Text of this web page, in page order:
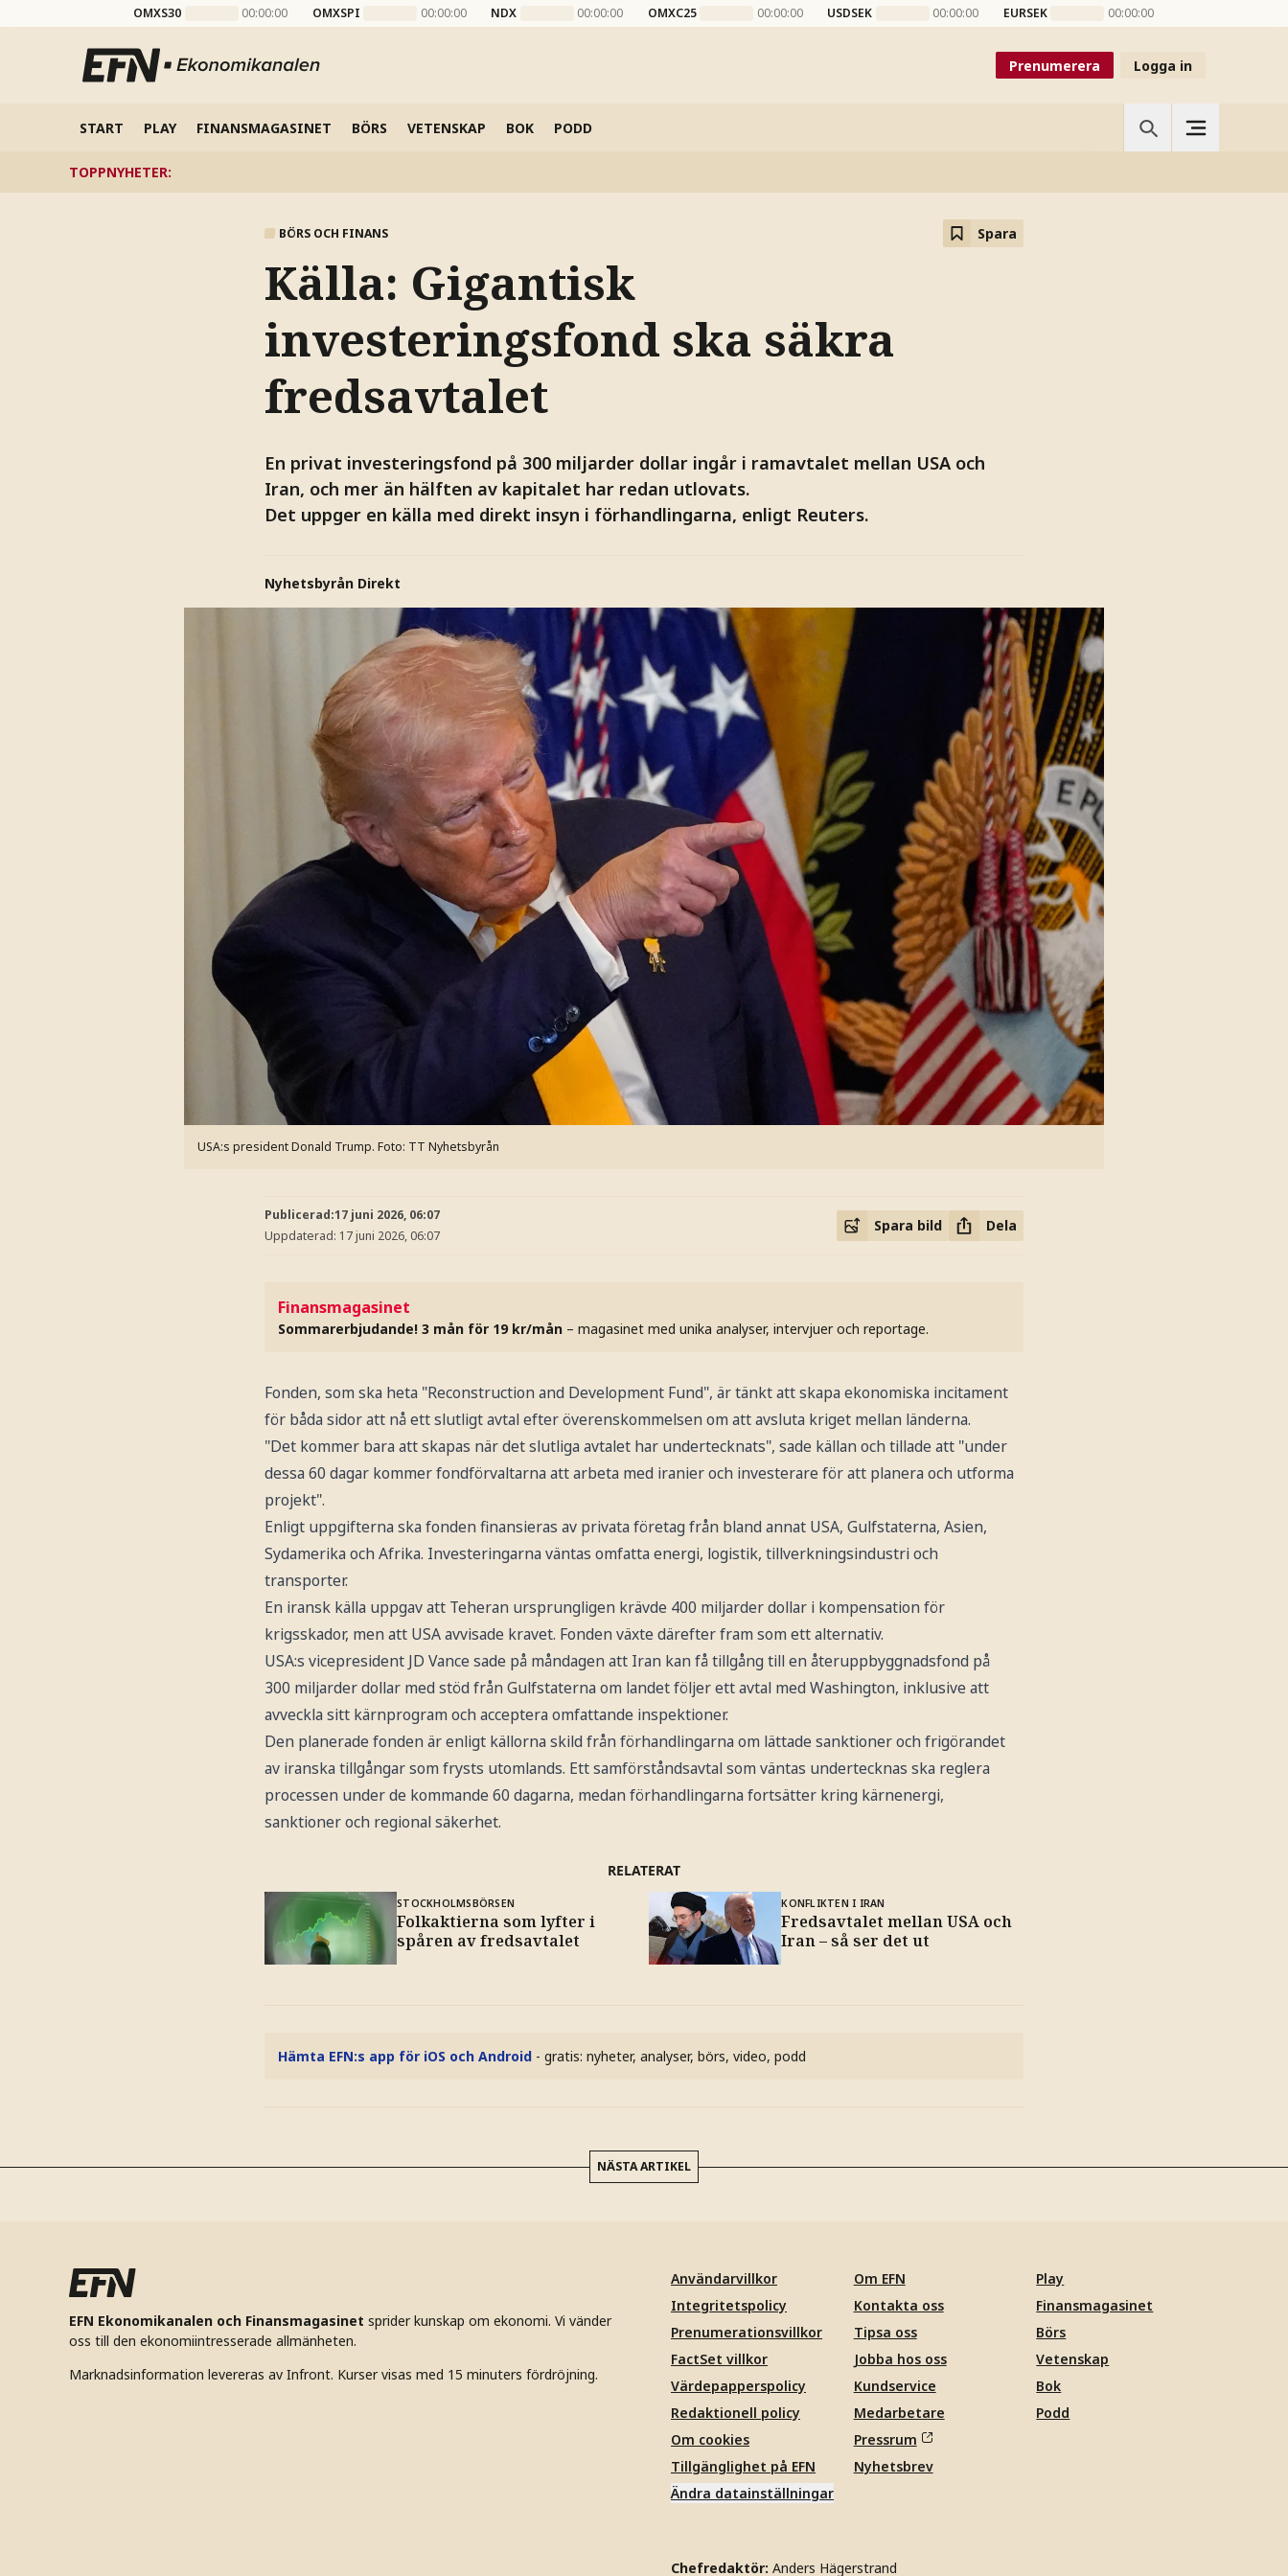
OMXS30 00:00:00 OMXSPI 00:00:00 NDX 00:00:00 OMXC25 00:00:00 USDSEK 00:00:00 EURSEK 00:00:00
Prenumerera Logga in
START PLAY FINANSMAGASINET BÖRS VETENSKAP BOK PODD
TOPPNYHETER:
BÖRS OCH FINANS Spara
Källa: Gigantisk
investeringsfond ska säkra
fredsavtalet
En privat investeringsfond på 300 miljarder dollar ingår i ramavtalet mellan USA och
Iran, och mer än hälften av kapitalet har redan utlovats.
Det uppger en källa med direkt insyn i förhandlingarna, enligt Reuters.
Nyhetsbyrån Direkt
USA:s president Donald Trump. Foto: TT Nyhetsbyrån
Publicerad:17 juni 2026, 06:07
Uppdaterad: 17 juni 2026, 06:07
Spara bild Dela
Finansmagasinet
Sommarerbjudande! 3 mån för 19 kr/mån – magasinet med unika analyser, intervjuer och reportage.
Fonden, som ska heta "Reconstruction and Development Fund", är tänkt att skapa ekonomiska incitament
för båda sidor att nå ett slutligt avtal efter överenskommelsen om att avsluta kriget mellan länderna.
"Det kommer bara att skapas när det slutliga avtalet har undertecknats", sade källan och tillade att "under
dessa 60 dagar kommer fondförvaltarna att arbeta med iranier och investerare för att planera och utforma
projekt".
Enligt uppgifterna ska fonden finansieras av privata företag från bland annat USA, Gulfstaterna, Asien,
Sydamerika och Afrika. Investeringarna väntas omfatta energi, logistik, tillverkningsindustri och
transporter.
En iransk källa uppgav att Teheran ursprungligen krävde 400 miljarder dollar i kompensation för
krigsskador, men att USA avvisade kravet. Fonden växte därefter fram som ett alternativ.
USA:s vicepresident JD Vance sade på måndagen att Iran kan få tillgång till en återuppbyggnadsfond på
300 miljarder dollar med stöd från Gulfstaterna om landet följer ett avtal med Washington, inklusive att
avveckla sitt kärnprogram och acceptera omfattande inspektioner.
Den planerade fonden är enligt källorna skild från förhandlingarna om lättade sanktioner och frigörandet
av iranska tillgångar som frysts utomlands. Ett samförståndsavtal som väntas undertecknas ska reglera
processen under de kommande 60 dagarna, medan förhandlingarna fortsätter kring kärnenergi,
sanktioner och regional säkerhet.
RELATERAT
STOCKHOLMSBÖRSEN
Folkaktierna som lyfter i
spåren av fredsavtalet
KONFLIKTEN I IRAN
Fredsavtalet mellan USA och
Iran – så ser det ut
Hämta EFN:s app för iOS och Android - gratis: nyheter, analyser, börs, video, podd
NÄSTA ARTIKEL
EFN Ekonomikanalen och Finansmagasinet sprider kunskap om ekonomi. Vi vänder
oss till den ekonomiintresserade allmänheten.
Marknadsinformation levereras av Infront. Kurser visas med 15 minuters fördröjning.
Användarvillkor
Integritetspolicy
Prenumerationsvillkor
FactSet villkor
Värdepapperspolicy
Redaktionell policy
Om cookies
Tillgänglighet på EFN
Ändra datainställningar
Om EFN
Kontakta oss
Tipsa oss
Jobba hos oss
Kundservice
Medarbetare
Pressrum
Nyhetsbrev
Play
Finansmagasinet
Börs
Vetenskap
Bok
Podd
Chefredaktör: Anders Hägerstrand